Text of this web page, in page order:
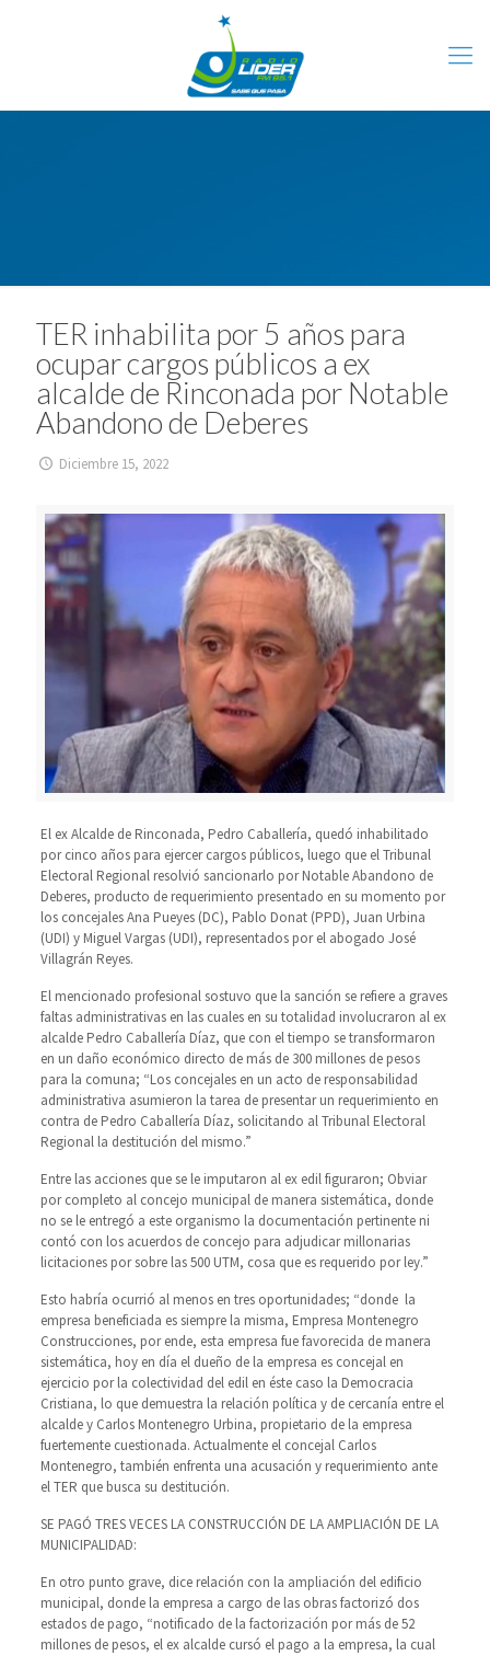
TER inhabilita por 5 años para
ocupar cargos públicos a ex
alcalde de Rinconada por Notable
Abandono de Deberes
Diciembre 15, 2022
El ex Alcalde de Rinconada, Pedro Caballería, quedó inhabilitado
por cinco años para ejercer cargos públicos, luego que el Tribunal
Electoral Regional resolvió sancionarlo por Notable Abandono de
Deberes, producto de requerimiento presentado en su momento por
los concejales Ana Pueyes (DC), Pablo Donat (PPD), Juan Urbina
(UDI) y Miguel Vargas (UDI), representados por el abogado José
Villagrán Reyes.
El mencionado profesional sostuvo que la sanción se refiere a graves
faltas administrativas en las cuales en su totalidad involucraron al ex
alcalde Pedro Caballería Díaz, que con el tiempo se transformaron
en un daño económico directo de más de 300 millones de pesos
para la comuna; “Los concejales en un acto de responsabilidad
administrativa asumieron la tarea de presentar un requerimiento en
contra de Pedro Caballería Díaz, solicitando al Tribunal Electoral
Regional la destitución del mismo.”
Entre las acciones que se le imputaron al ex edil figuraron; Obviar
por completo al concejo municipal de manera sistemática, donde
no se le entregó a este organismo la documentación pertinente ni
contó con los acuerdos de concejo para adjudicar millonarias
licitaciones por sobre las 500 UTM, cosa que es requerido por ley.”
Esto habría ocurrió al menos en tres oportunidades; “donde la
empresa beneficiada es siempre la misma, Empresa Montenegro
Construcciones, por ende, esta empresa fue favorecida de manera
sistemática, hoy en día el dueño de la empresa es concejal en
ejercicio por la colectividad del edil en éste caso la Democracia
Cristiana, lo que demuestra la relación política y de cercanía entre el
alcalde y Carlos Montenegro Urbina, propietario de la empresa
fuertemente cuestionada. Actualmente el concejal Carlos
Montenegro, también enfrenta una acusación y requerimiento ante
el TER que busca su destitución.
SE PAGÓ TRES VECES LA CONSTRUCCIÓN DE LA AMPLIACIÓN DE LA
MUNICIPALIDAD:
En otro punto grave, dice relación con la ampliación del edificio
municipal, donde la empresa a cargo de las obras factorizó dos
estados de pago, “notificado de la factorización por más de 52
millones de pesos, el ex alcalde cursó el pago a la empresa, la cual